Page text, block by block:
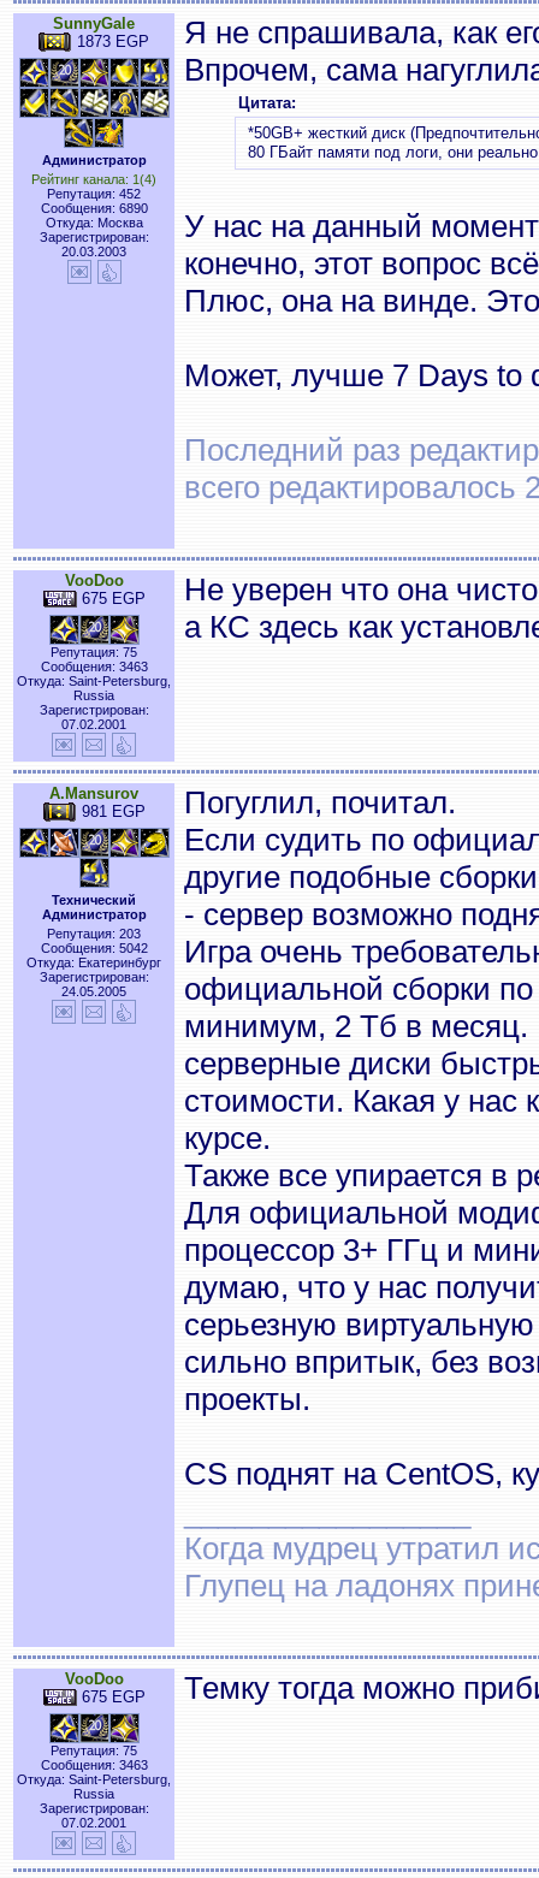
SunnyGale
1873 EGP
Администратор
Рейтинг канала: 1(4)
Репутация: 452
Сообщения: 6890
Откуда: Москва
Зарегистрирован:
20.03.2003
Я не спрашивала, как
Впрочем, сама
Цитата:
*50GB+ жесткий диск
80 ГБайт памяти под логи, они
У нас на данный
конечно, этот вопрос
Плюс, она на винде.
Может, лучше 7 Days to
Последний раз
всего редактировалось
VooDoo
675 EGP
Репутация: 75
Сообщения: 3463
Откуда: Saint-Petersburg,
Russia
Зарегистрирован:
07.02.2001
Не уверен что она
а КС здесь как
A.Mansurov
981 EGP
Технический
Администратор
Репутация: 203
Сообщения: 5042
Откуда: Екатеринбург
Зарегистрирован:
24.05.2005
Погуглил, почитал.
Если судить по
другие подобные
- сервер возможно
Игра очень
официальной сборки
минимум, 2 Тб в месяц.
серверные диски
стоимости. Какая у нас
курсе.
Также все упирается в
Для официальной
процессор 3+ ГГц и
думаю, что у нас
серьезную
сильно впритык, без
проекты.
CS поднят на CentOS,
Когда мудрец утратил
Глупец на ладонях
VooDoo
675 EGP
Репутация: 75
Сообщения: 3463
Откуда: Saint-Petersburg,
Russia
Зарегистрирован:
07.02.2001
Темку тогда можно